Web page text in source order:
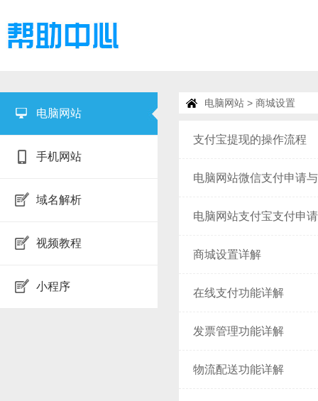
电脑网站
手机网站
域名解析
视频教程
小程序
电脑网站 > 商城设置
支付宝提现的操作流程
电脑网站微信支付申请
电脑网站支付宝支付申
商城设置详解
在线支付功能详解
发票管理功能详解
物流配送功能详解